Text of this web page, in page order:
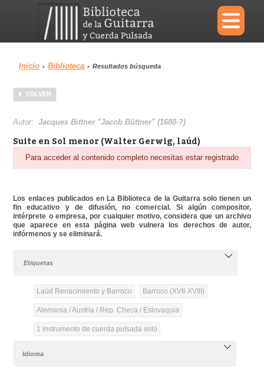
×
Menu
Biblioteca Diccionario
Inicio › Biblioteca › Resultados búsqueda
VOLVER
Autor:Jacques Bittner "Jacob Büttner" (1680-?)
Suite en Sol menor (Walter Gerwig, laúd)
Para acceder al contenido completo necesitas estar registrado
Los enlaces publicados en La Biblioteca de la Guitarra solo tienen un
fin educativo y de difusión, no comercial. Si algún compositor,
intérprete o empresa, por cualquier motivo, considera que un archivo
que aparece en esta página web vulnera los derechos de autor,
infórmenos y se eliminará.
Etiquetas
Laúd Renacimiento y Barroco Barroco (XVII-XVIII)
Alemania / Austria / Rep. Checa / Eslovaquia
1 instrumento de cuerda pulsada solo
Idioma